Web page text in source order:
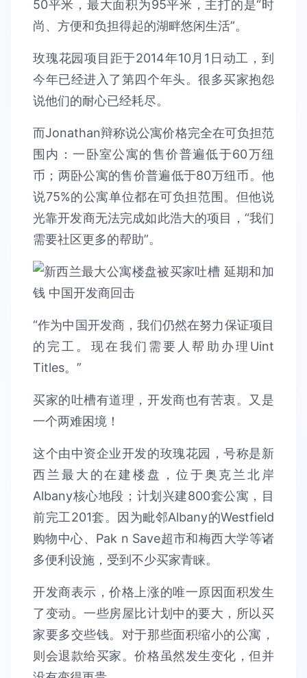
50平米，最大面积为95平米，主打的是“时
尚、方便和负担得起的湖畔悠闲生活”。
玫瑰花园项目距于2014年10月1日动工，到
今年已经进入了第四个年头。很多买家抱怨
说他们的耐心已经耗尽。
而Jonathan辩称说公寓价格完全在可负担范
围内：一卧室公寓的售价普遍低于60万纽
币；两卧公寓的售价普遍低于80万纽币。他
说75%的公寓单位都在可负担范围。但他说
光靠开发商无法完成如此浩大的项目，“我们
需要社区更多的帮助”。
“作为中国开发商，我们仍然在努力保证项目
的完工。现在我们需要人帮助办理Uint
Titles。”
买家的吐槽有道理，开发商也有苦衷。又是
一个两难困境！
这个由中资企业开发的玫瑰花园，号称是新
西兰最大的在建楼盘，位于奥克兰北岸
Albany核心地段；计划兴建800套公寓，目
前完工201套。因为毗邻Albany的Westfield
购物中心、Pak n Save超市和梅西大学等诸
多便利设施，受到不少买家青睐。
开发商表示，价格上涨的唯一原因面积发生
了变动。一些房屋比计划中的要大，所以买
家要多交些钱。对于那些面积缩小的公寓，
则会退款给买家。价格虽然发生变化，但并